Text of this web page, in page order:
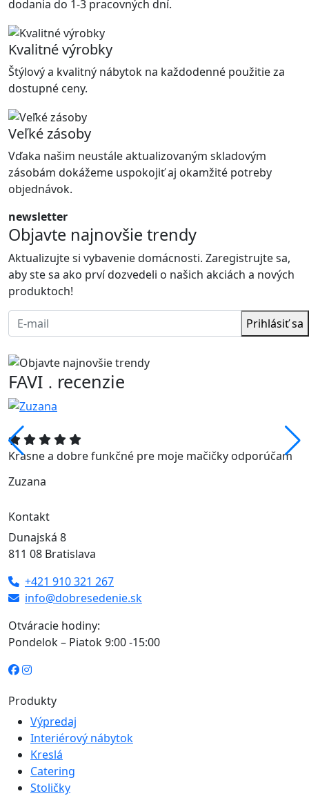
dodania do 1-3 pracovných dní.
Kvalitné výrobky
Štýlový a kvalitný nábytok na každodenné použitie za
dostupné ceny.
Veľké zásoby
Vďaka našim neustále aktualizovaným skladovým
zásobám dokážeme uspokojiť aj okamžité potreby
objednávok.
newsletter
Objavte najnovšie trendy
Aktualizujte si vybavenie domácnosti. Zaregistrujte sa,
aby ste sa ako prví dozvedeli o našich akciách a nových
produktoch!
Prihlásiť sa
FAVI . recenzie
Krasne a dobre funkčné pre moje mačičky odporúčam
Zuzana
Kontakt
Dunajská 8
811 08 Bratislava
+421 910 321 267
info@dobresedenie.sk
Otváracie hodiny:
Pondelok – Piatok 9:00 -15:00
Produkty
Výpredaj
Interiérový nábytok
Kreslá
Catering
Stoličky